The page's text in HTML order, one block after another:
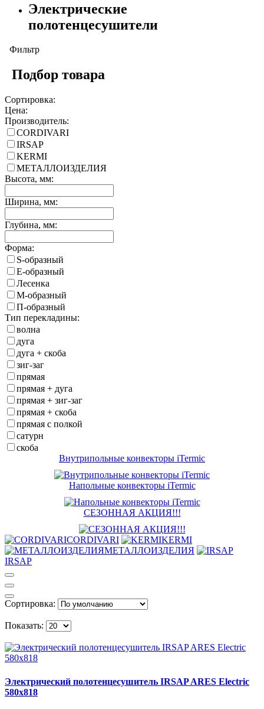
Электрические
полотенцесушители
Фильтр
Подбор товара
Сортировка:
Цена:
Производитель:
CORDIVARI
IRSAP
KERMI
МЕТАЛЛОИЗДЕЛИЯ
Высота, мм:
Ширина, мм:
Глубина, мм:
Форма:
S-образный
Е-образный
Лесенка
М-образный
П-образный
Тип перекладины:
волна
дуга
дуга + скоба
зиг-заг
прямая
прямая + дуга
прямая + зиг-заг
прямая + скоба
прямая с полкой
сатурн
скоба
Внутрипольные конвекторы iTermic
Напольные конвекторы iTermic
СЕЗОННАЯ АКЦИЯ!!!
CORDIVARI
KERMI
МЕТАЛЛОИЗДЕЛИЯ
IRSAP
Сортировка:
Показать:
Электрический полотенцесушитель IRSAP ARES Electric
580х818